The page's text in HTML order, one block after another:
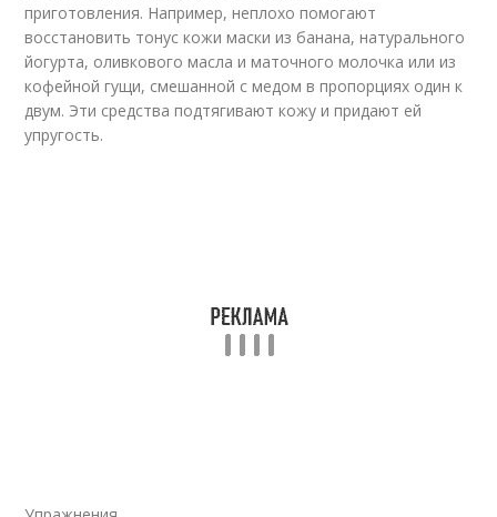
приготовления. Например, неплохо помогают
восстановить тонус кожи маски из банана, натурального
йогурта, оливкового масла и маточного молочка или из
кофейной гущи, смешанной с медом в пропорциях один к
двум. Эти средства подтягивают кожу и придают ей
упругость.